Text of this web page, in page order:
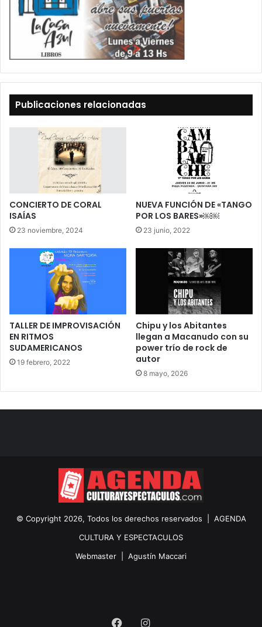
Publicaciones relacionadas
CONCIERTO DE CORAL
ISAÍAS
23 noviembre, 2024
NUEVA FUNCIÓN DE «TANGO
POR LOS BARES»￼￼
23 junio, 2022
TALLER DE IMPROVISACIÓN
EN RITMOS
SUDAMERICANOS
19 febrero, 2022
Chipu y los Abitantes
llegan a Macanudo con su
power trío de rock de
autor
8 mayo, 2026
© Copyright 2026, Todos los derechos reservados | AGENDA
CULTURA Y ESPECTACULOS
Webmaster | Agustín Maccari